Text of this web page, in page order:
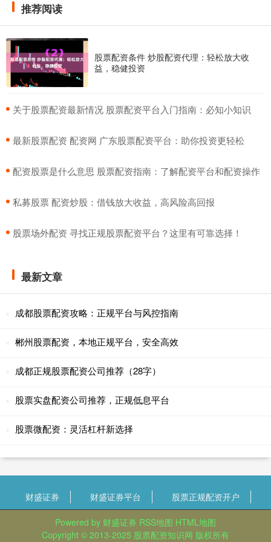
推荐阅读
股票配资条件 炒股配资代理：轻松放大收
益，稳健投资
​关于股票配资最新情况 股票配资平台入门指南：必知小知识
​最新股票配资 配资网 广东股票配资平台：助你投资更轻松
​配资股票是什么意思 股票配资指南：了解配资平台和配资操作
​私募股票 配资炒股：借钱放大收益，高风险高回报
​股票场外配资 寻找正规股票配资平台？这里有可靠选择！
最新文章
成都股票配资攻略：正规平台与风控指南
郴州股票配资，本地正规平台，安全高效
成都正规股票配资公司推荐（28字）
股票实盘配资公司推荐，正规低息平台
股票微配资：灵活杠杆新选择
财盛证券 财盛证券平台 股票正规配资开户
Powered by 财盛证券 RSS地图 HTML地图
Copyright © 2013-2025 股票配资知识网 版权所有